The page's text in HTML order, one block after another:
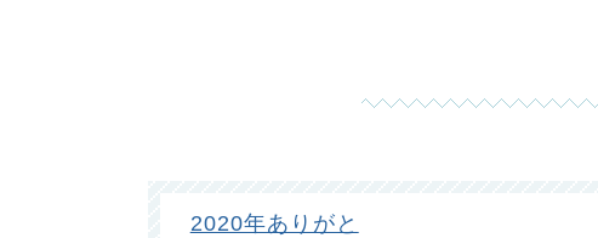
2020年ありがと